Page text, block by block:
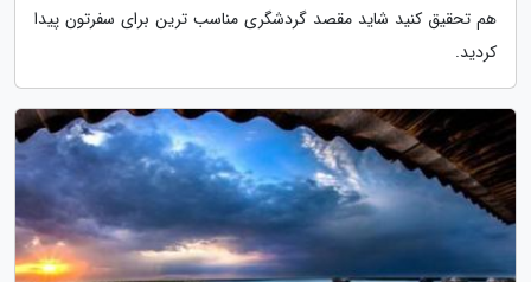
هم تحقیق کنید شاید مقصد گردشگری مناسب ترین برای سفرتون پیدا
کردید.